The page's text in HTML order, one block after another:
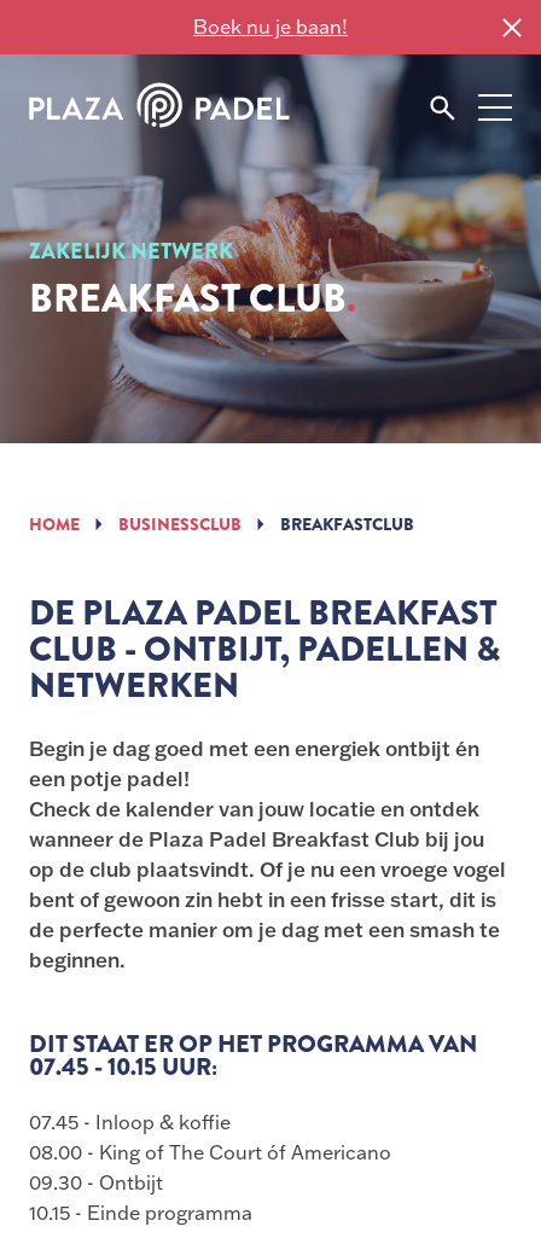
Boek nu je baan!
ZAKELIJK NETWERK
BREAKFAST CLUB
HOME BUSINESSCLUB BREAKFASTCLUB
DE PLAZA PADEL BREAKFAST
CLUB - ONTBIJT, PADELLEN &
NETWERKEN
Begin je dag goed met een energiek ontbijt én
een potje padel!
Check de kalender van jouw locatie en ontdek
wanneer de Plaza Padel Breakfast Club bij jou
op de club plaatsvindt. Of je nu een vroege vogel
bent of gewoon zin hebt in een frisse start, dit is
de perfecte manier om je dag met een smash te
beginnen.
DIT STAAT ER OP HET PROGRAMMA VAN
07.45 - 10.15 UUR:
07.45 - Inloop & koffie
08.00 - King of The Court óf Americano
09.30 - Ontbijt
10.15 - Einde programma